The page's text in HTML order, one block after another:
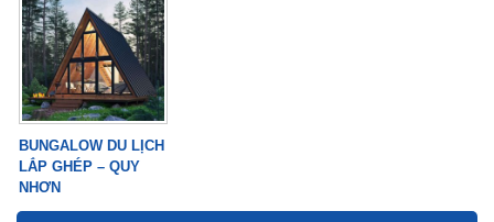
BUNGALOW DU LỊCH
LẮP GHÉP – QUY
NHƠN